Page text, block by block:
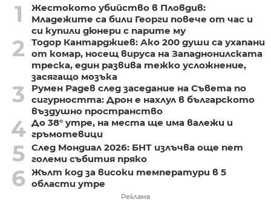
1
Жестокото убийство в Пловдив:
Младежите са били Георги повече от час и
си купили дюнери с парите му
2
Тодор Кантарджиев: Ако 200 души са ухапани
от комар, носещ вируса на Западнонилската
треска, един развива тежко усложнение,
засягащо мозъка
3
Румен Радев след заседание на Съвета по
сигурността: Дрон е нахлул в българското
въздушно пространство
4 До 38° утре, на места ще има валежи и
гръмотевици
5 След Мондиал 2026: БНТ излъчва още пет
големи събития пряко
6 Жълт код за високи температури в 5
области утре
Реклама